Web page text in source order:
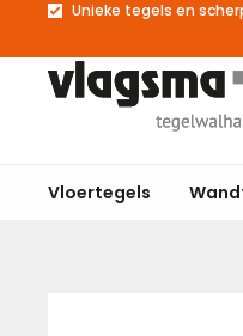
Unieke tegels en
Vloertegels